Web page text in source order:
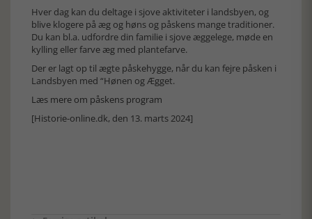
Hver dag kan du deltage i sjove aktiviteter i landsbyen, og
blive klogere på æg og høns og påskens mange traditioner.
Du kan bl.a. udfordre din familie i sjove æggelege, møde en
kylling eller farve æg med plantefarve.
Der er lagt op til ægte påskehygge, når du kan fejre påsken i
Landsbyen med “Hønen og Ægget.
Læs mere om påskens program
[Historie-online.dk, den 13. marts 2024]